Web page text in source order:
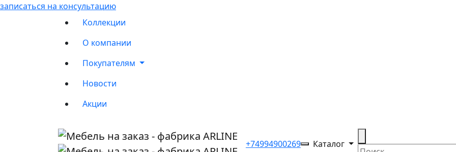
записаться на консультацию
Коллекции
О компании
Покупателям
Новости
Акции
+74994900269 Каталог